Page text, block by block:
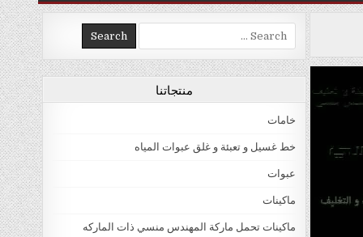
Search for:
منتجاتنا
خامات
خط غسيل و تعبئة و غلق عبوات المياه
عبوات
ماكينات
ماكينات تحمل ماركة المهندس منسي ذات الماركه